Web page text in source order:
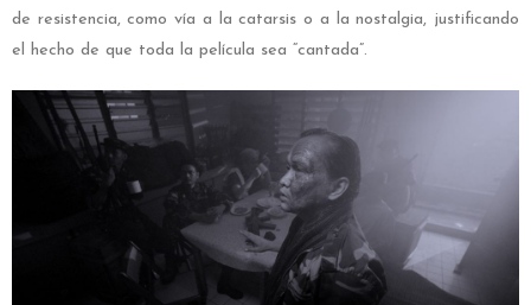
de resistencia, como vía a la catarsis o a la nostalgia, justificando
el hecho de que toda la película sea “cantada”.